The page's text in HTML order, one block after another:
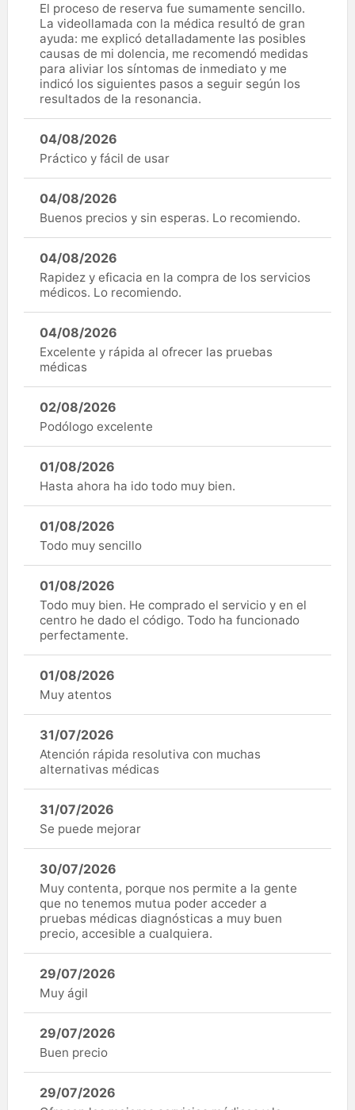
El proceso de reserva fue sumamente sencillo.
La videollamada con la médica resultó de gran
ayuda: me explicó detalladamente las posibles
causas de mi dolencia, me recomendó medidas
para aliviar los síntomas de inmediato y me
indicó los siguientes pasos a seguir según los
resultados de la resonancia.
04/08/2026
Práctico y fácil de usar
04/08/2026
Buenos precios y sin esperas. Lo recomiendo.
04/08/2026
Rapidez y eficacia en la compra de los servicios
médicos. Lo recomiendo.
04/08/2026
Excelente y rápida al ofrecer las pruebas
médicas
02/08/2026
Podólogo excelente
01/08/2026
Hasta ahora ha ido todo muy bien.
01/08/2026
Todo muy sencillo
01/08/2026
Todo muy bien. He comprado el servicio y en el
centro he dado el código. Todo ha funcionado
perfectamente.
01/08/2026
Muy atentos
31/07/2026
Atención rápida resolutiva con muchas
alternativas médicas
31/07/2026
Se puede mejorar
30/07/2026
Muy contenta, porque nos permite a la gente
que no tenemos mutua poder acceder a
pruebas médicas diagnósticas a muy buen
precio, accesible a cualquiera.
29/07/2026
Muy ágil
29/07/2026
Buen precio
29/07/2026